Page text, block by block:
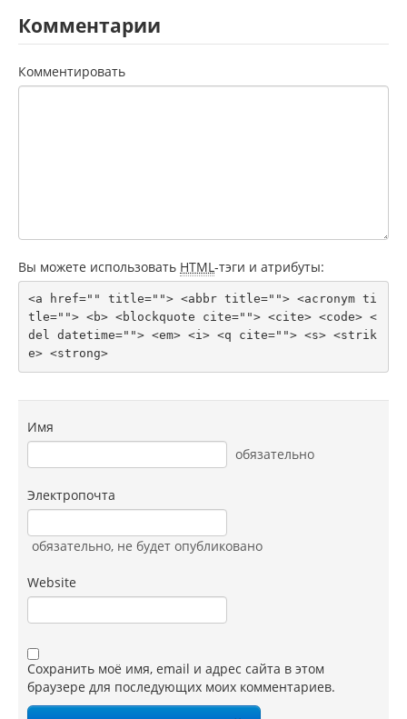
Комментарии
Комментировать
Вы можете использовать HTML -тэги и атрибуты:
<a href="" title=""> <abbr title=""> <acronym ti
tle=""> <b> <blockquote cite=""> <cite> <code> <
del datetime=""> <em> <i> <q cite=""> <s> <strik
e> <strong>
Имя
обязательно
Электропочта
обязательно, не будет опубликовано
Website
Сохранить моё имя, email и адрес сайта в этом
браузере для последующих моих комментариев.